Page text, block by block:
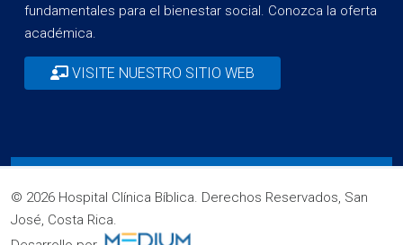
fundamentales para el bienestar social. Conozca la oferta
académica.
VISITE NUESTRO SITIO WEB
© 2026 Hospital Clínica Bíblica. Derechos Reservados, San
José, Costa Rica.